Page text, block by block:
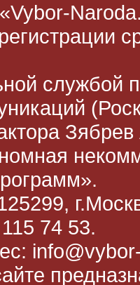
службой
74 53.